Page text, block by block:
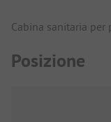
Cabina sanitaria
Posizione